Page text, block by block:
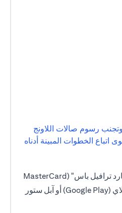
رسوم صالات اللاونج
اتباع الخطوات المبينة أدناه
قم بتنزيل تطبيق "ماستركارد ترافيل باس" (MasterCard
Travel Pass) من جوجل بلاي (Google Play) أو آبل ستور